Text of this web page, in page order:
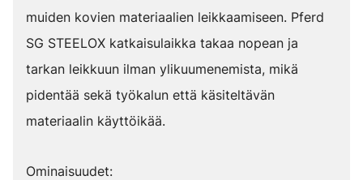
muiden kovien materiaalien leikkaamiseen. Pferd
SG STEELOX katkaisulaikka takaa nopean ja
tarkan leikkuun ilman ylikuumenemista, mikä
pidentää sekä työkalun että käsiteltävän
materiaalin käyttöikää.
Ominaisuudet: